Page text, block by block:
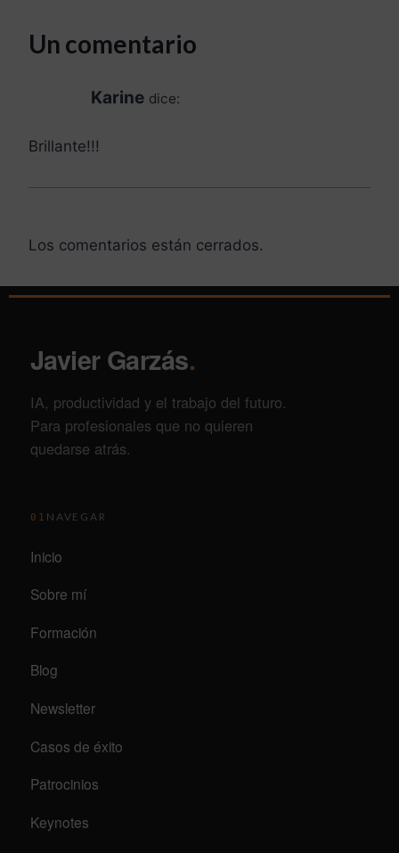
Un comentario
Karine dice:
Brillante!!!
Los comentarios están cerrados.
Javier Garzás.
IA, productividad y el trabajo del futuro.
Para profesionales que no quieren
quedarse atrás.
01 NAVEGAR
Inicio
Sobre mí
Formación
Blog
Newsletter
Casos de éxito
Patrocinios
Keynotes